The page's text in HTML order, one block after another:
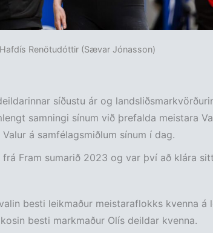
Hafdís Renötudóttir (Sævar Jónasson)
síðustu ár og
samningi sínum við þrefalda meistara
á samfélagsmiðlum sínum í dag.
Fram sumarið 2023 og var því að klára
besti leikmaður meistaraflokks kvenna á
besti markmaður Olís deildar kvenna.